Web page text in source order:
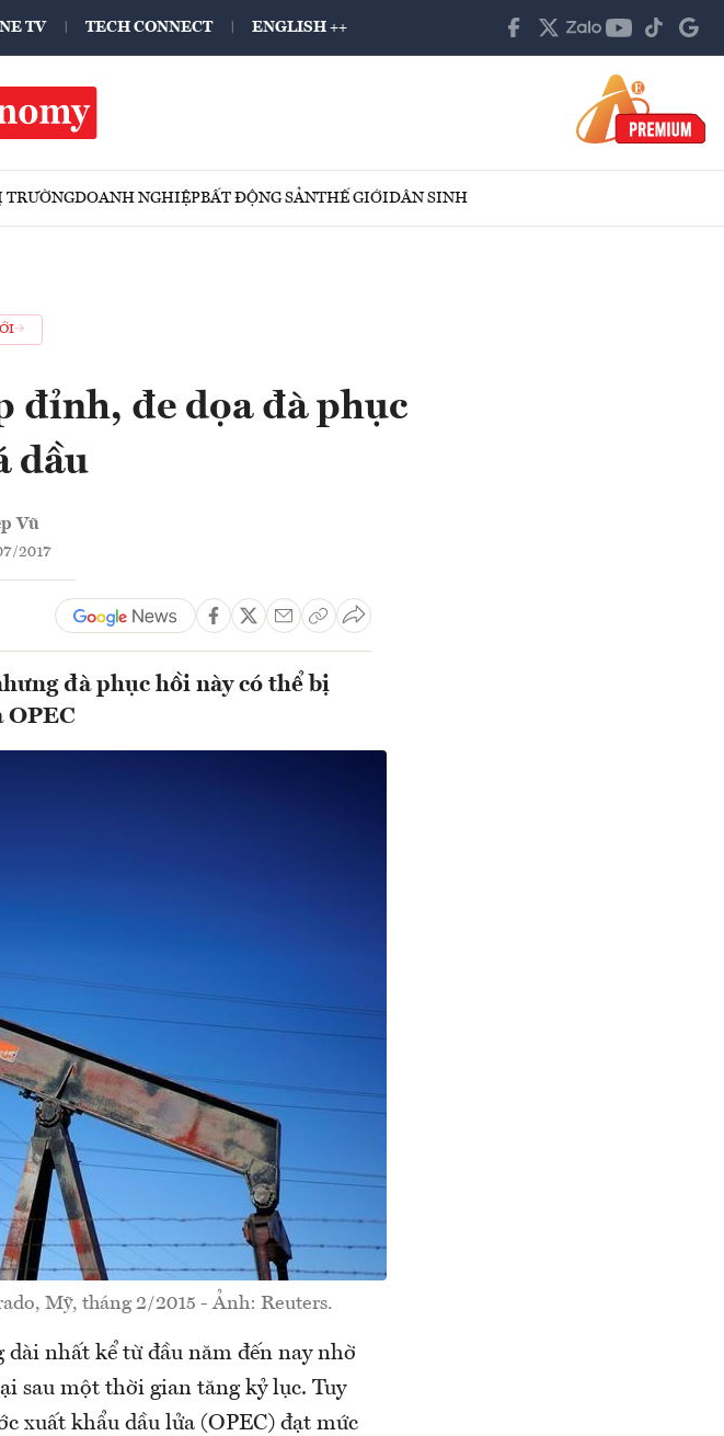
TV TECH CONNECT ENGLISH ++
TRƯỜNGDOANH NGHIỆPBẤT ĐỘNG SẢNTHẾ GIỚIDÂN SINH
đỉnh, đe dọa đà phục
dầu
Vũ
2017
đà phục hồi này có thể bị
OPEC
Mỹ, tháng 2/2015 - Ảnh: Reuters.
nhất kể từ đầu năm đến nay nhờ
sau một thời gian tăng kỷ lục. Tuy
xuất khẩu dầu lửa (OPEC) đạt mức